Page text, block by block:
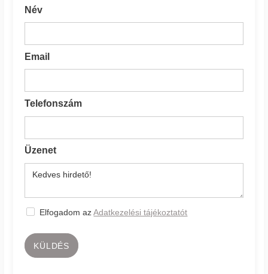
Név
Email
Telefonszám
Üzenet
Elfogadom azAdatkezelési tájékoztatót
KÜLDÉS